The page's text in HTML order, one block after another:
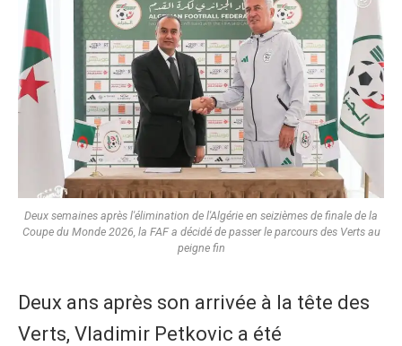
Deux semaines après l'élimination de l'Algérie en seizièmes de finale de la
Coupe du Monde 2026, la FAF a décidé de passer le parcours des Verts au
peigne fin
Deux ans après son arrivée à la tête des
Verts, Vladimir Petkovic a été